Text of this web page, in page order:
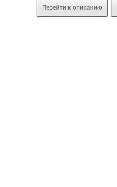
Перейти к описанию